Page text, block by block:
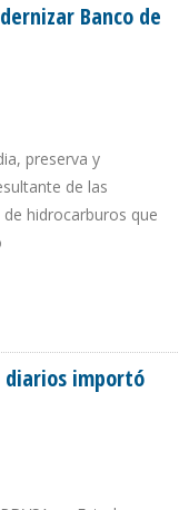
Banco de
preserva y
de las
hidrocarburos que
diarios importó